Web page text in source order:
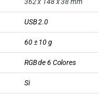
USB 2.0
60 ± 10 g
RGB de 6 Colores
Si